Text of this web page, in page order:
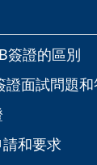
簽證的區別
證面試問題和
和要求